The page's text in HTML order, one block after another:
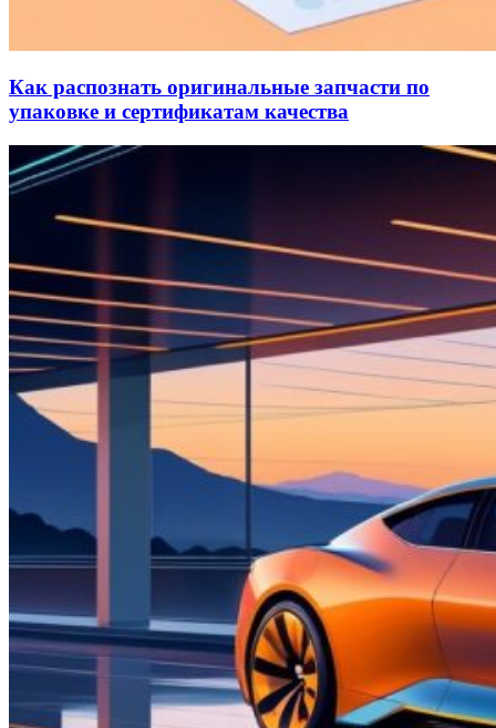
Как распознать оригинальные запчасти по
упаковке и сертификатам качества